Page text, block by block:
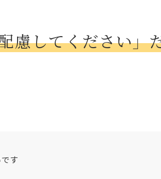
慮してください」
す